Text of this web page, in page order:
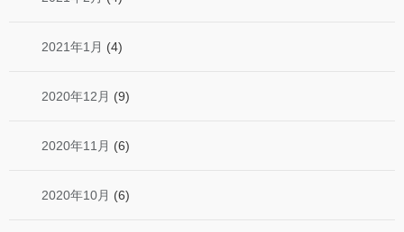
2021年1月 (4)
2020年12月 (9)
2020年11月 (6)
2020年10月 (6)